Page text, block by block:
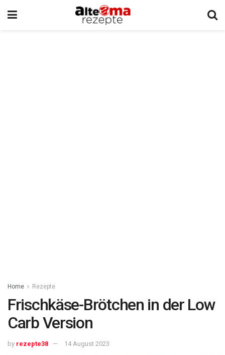
Home Rezepte
Frischkäse-Brötchen in der Low
Carb Version
by rezepte38 14 August 2023